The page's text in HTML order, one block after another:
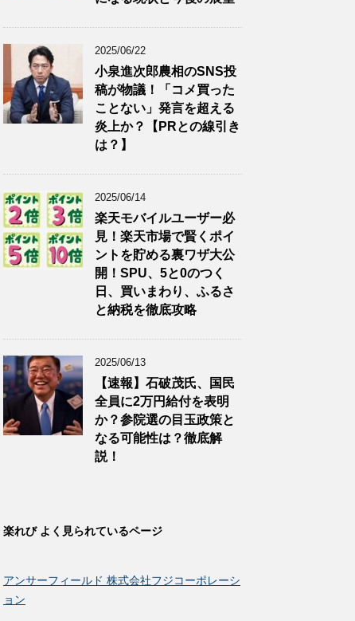
2025/06/22
小泉進次郎農相のSNS投
稿が物議！「コメ買った
ことない」発言を超える
炎上か？【PRとの線引き
は？】
2025/06/14
楽天モバイルユーザー必
見！楽天市場で賢くポイ
ントを貯める裏ワザ大公
開！SPU、5と0のつく
日、買いまわり、ふるさ
と納税を徹底攻略
2025/06/13
【速報】石破茂氏、国民
全員に2万円給付を表明
か？参院選の目玉政策と
なる可能性は？徹底解
説！
楽れび よく見られているページ
アンサーフィールド 株式会社フジコーポレーシ
ョン